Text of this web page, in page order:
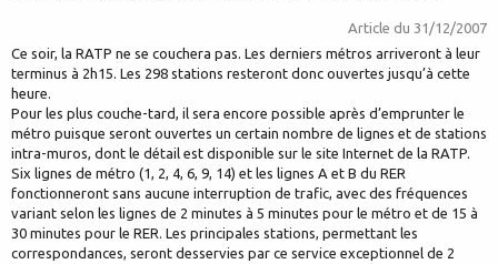
Article du 31/12/2007
Ce soir, la RATP ne se couchera pas. Les derniers métros arriveront à leur
terminus à 2h15. Les 298 stations resteront donc ouvertes jusqu’à cette
heure.
Pour les plus couche-tard, il sera encore possible après d’emprunter le
métro puisque seront ouvertes un certain nombre de lignes et de stations
intra-muros, dont le détail est disponible sur le site Internet de la RATP.
Six lignes de métro (1, 2, 4, 6, 9, 14) et les lignes A et B du RER
fonctionneront sans aucune interruption de trafic, avec des fréquences
variant selon les lignes de 2 minutes à 5 minutes pour le métro et de 15 à
30 minutes pour le RER. Les principales stations, permettant les
correspondances, seront desservies par ce service exceptionnel de 2